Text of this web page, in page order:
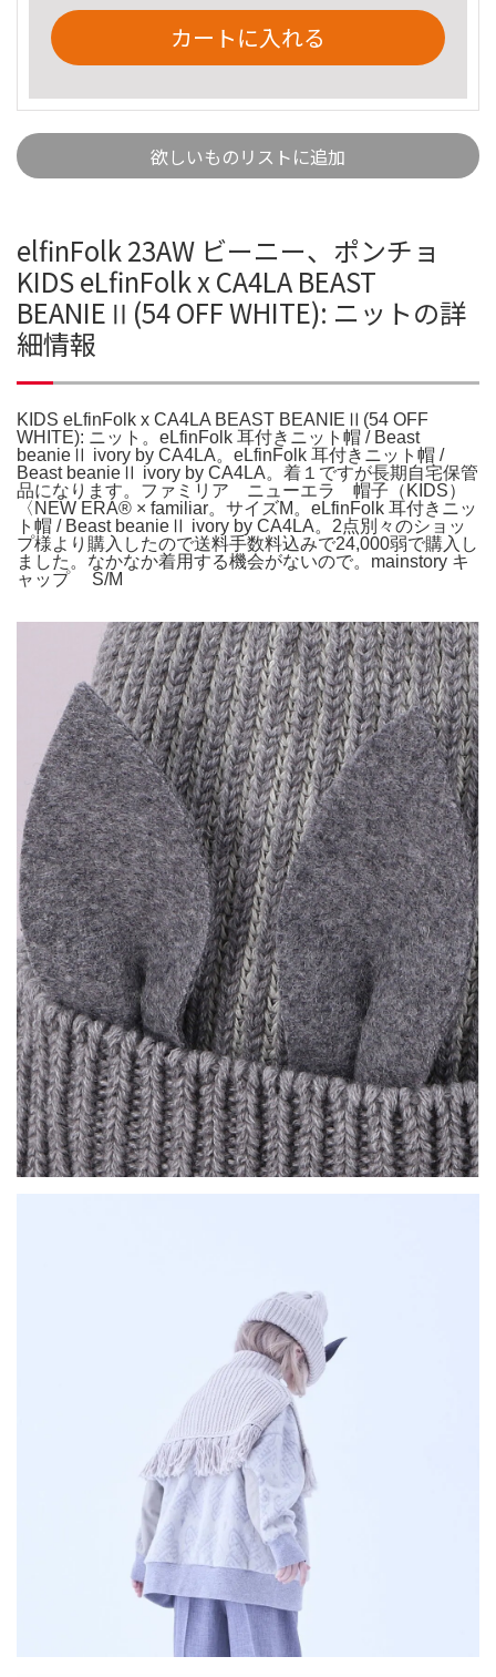
カートに入れる
欲しいものリストに追加
elfinFolk 23AW ビーニー、ポンチョ
KIDS eLfinFolk x CA4LA BEAST
BEANIEⅡ(54 OFF WHITE): ニットの詳
細情報
KIDS eLfinFolk x CA4LA BEAST BEANIEⅡ(54 OFF
WHITE): ニット。eLfinFolk 耳付きニット帽 / Beast
beanieⅡ ivory by CA4LA。eLfinFolk 耳付きニット帽 /
Beast beanieⅡ ivory by CA4LA。着１ですが長期自宅保管
品になります。ファミリア ニューエラ 帽子（KIDS）
〈NEW ERA® × familiar。サイズM。eLfinFolk 耳付きニッ
ト帽 / Beast beanieⅡ ivory by CA4LA。2点別々のショッ
プ様より購入したので送料手数料込みで24,000弱で購入し
ました。なかなか着用する機会がないので。mainstory キ
ャップ S/M